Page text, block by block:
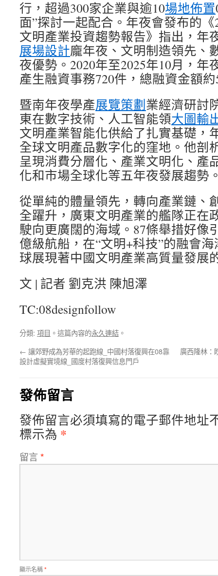
行，超過300家企業與逾10場地佈置
面”探討一起配合。年夜會發布的
文明產業投資趨勢報告》指出，年
展場設計龐年夜、文明制造領先、
夜優勢。2020年至2025年10月，年
產生融資事務720件，總融資金額
暨南年夜學產展覽策劃業經濟研討
東在數字技術、人工智能領大圖輸
文明產業智能化供給了扎實基礎，
全球文明產品數字化的窪地。他剖
呈現消費分層化、產業文明化、產
化和市場全球化等五年夜發展趨勢
從單純的體量領先，轉向產業鏈、
全躍升，廣東文明產業的艦隊正在
駛向更廣闊的海域。87條舉措好像
億級航船，在“文明+科技”的融會
球展現著中國文明產業高質量發展
文 | 記者 劉克洪 陳旭澤
TC:08designfollow
分類: 項目 。這篇內容的永久連結 。
← 讓郊野成為芳華的起跑線_中國村落復興在08靠
設計虛擬實境線_國度村落復興信息門戶
廣西隆林：
發佈留言
發佈留言必須填寫的電子郵件地址
標示為 *
留言 *
顯示名稱*